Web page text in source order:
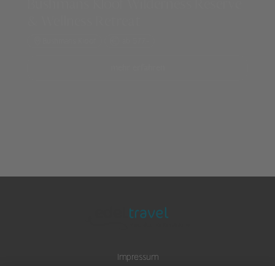
Impressum